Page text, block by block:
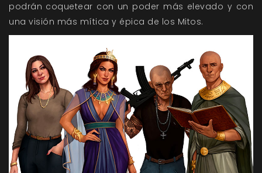
podrán coquetear con un poder más elevado y con
una visión más mítica y épica de los Mitos.